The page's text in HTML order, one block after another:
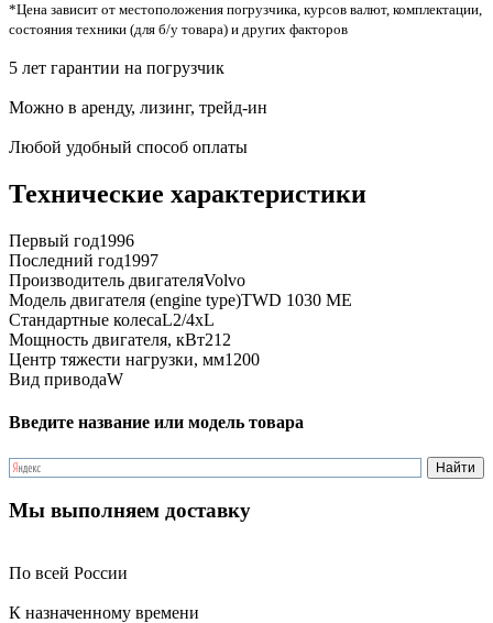
*Цена зависит от местоположения погрузчика, курсов валют, комплектации,
состояния техники (для б/у товара) и других факторов
5 лет гарантии на погрузчик
Можно в аренду, лизинг, трейд-ин
Любой удобный способ оплаты
Технические характеристики
Первый год1996
Последний год1997
Производитель двигателяVolvo
Модель двигателя (engine type)TWD 1030 ME
Стандартные колесаL2/4xL
Мощность двигателя, кВт212
Центр тяжести нагрузки, мм1200
Вид приводаW
Введите название или модель товара
Мы выполняем доставку
По всей России
К назначенному времени